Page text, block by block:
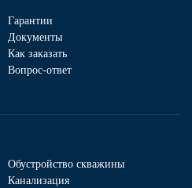
Гарантии
Документы
Как заказать
Вопрос-ответ
Обустройство скважины
Канализация